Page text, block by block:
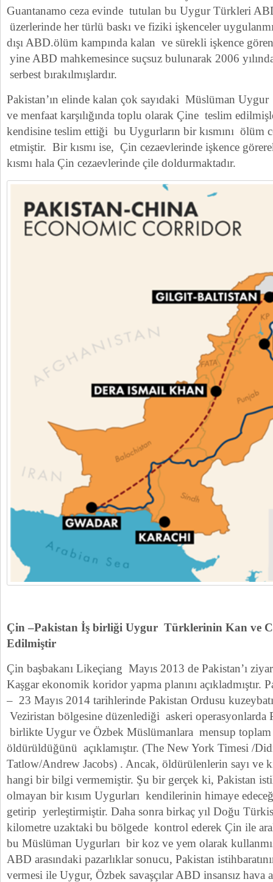
Guantanamo ceza evinde tutulan bu Uygur Türkleri
üzerlerinde her türlü baskı ve fiziki işkenceler
dışı ABD.ölüm kampında kalan ve sürekli işkence
yine ABD mahkemesince suçsuz bulunarak 2006
serbest bırakılmışlardır.
Pakistan’ın elinde kalan çok sayıdaki Müslüman Uygur
ve menfaat karşılığında toplu olarak Çine teslim
kendisine teslim ettiği bu Uygurların bir kısmını ölüm
etmiştir. Bir kısmı ise, Çin cezaevlerinde işkence
kısmı hala Çin cezaevlerinde çile doldurmaktadır.
Çin –Pakistan İş birliği Uygur Türklerinin Kan ve
Edilmiştir
Çin başbakanı Likeçiang Mayıs 2013 de Pakistan’ı
Kaşgar ekonomik koridor yapma planını açıkladmıştır.
– 23 Mayıs 2014 tarihlerinde Pakistan Ordusu
Veziristan bölgesine düzenlediği askeri operasyonlarda
birlikte Uygur ve Özbek Müslümanlara mensup toplam
öldürüldüğünü açıklamıştır. (The New York Timesi /
Tatlow/Andrew Jacobs) . Ancak, öldürülenlerin sayı ve
hangi bir bilgi vermemiştir. Şu bir gerçek ki, Pakistan
olmayan bir kısım Uygurları kendilerinin himaye
getirip yerleştirmiştir. Daha sonra birkaç yıl Doğu
kilometre uzaktaki bu bölgede kontrol ederek Çin ile
bu Müslüman Uygurları bir koz ve yem olarak
ABD arasındaki pazarlıklar sonucu, Pakistan
vermesi ile Uygur, Özbek savaşçılar ABD insansız hava